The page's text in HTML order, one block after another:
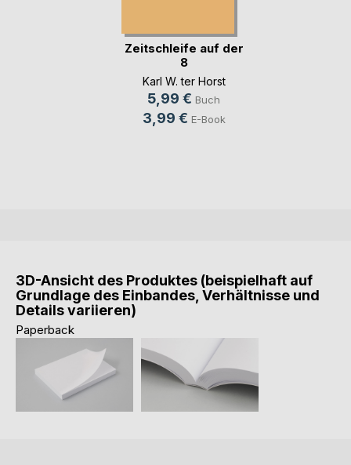
Zeitschleife auf der
8
Karl W. ter Horst
5,99 € Buch
3,99 € E-Book
3D-Ansicht des Produktes (beispielhaft auf
Grundlage des Einbandes, Verhältnisse und
Details variieren)
Paperback